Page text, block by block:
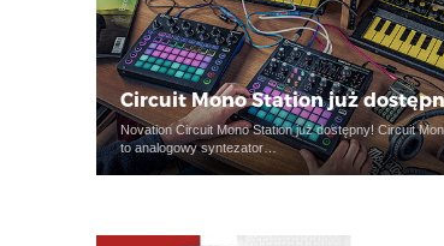
Circuit Mono Station już
Novation Circuit Mono Station już dostępny! Circuit
to analogowy syntezator…